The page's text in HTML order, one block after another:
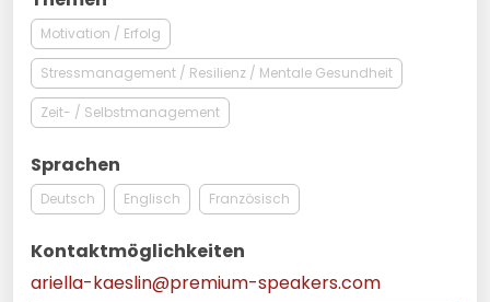
Motivation / Erfolg
Stressmanagement / Resilienz / Mentale Gesundheit
Zeit- / Selbstmanagement
Sprachen
Deutsch Englisch Französisch
Kontaktmöglichkeiten
ariella-kaeslin@premium-speakers.com